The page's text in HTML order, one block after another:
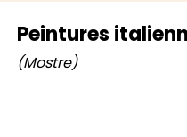
Peintures
(Mostre)